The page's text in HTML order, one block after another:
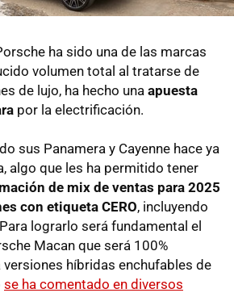
ha sido una de las marcas
volumen total al tratarse de
de lujo, ha hecho una apuesta
por la electrificación.
sus Panamera y Cayenne hace ya
algo que les ha permitido tener
de mix de ventas para 2025
con etiqueta CERO, incluyendo
lograrlo será fundamental el
Macan que será 100%
híbridas enchufables de
se ha comentado en diversos